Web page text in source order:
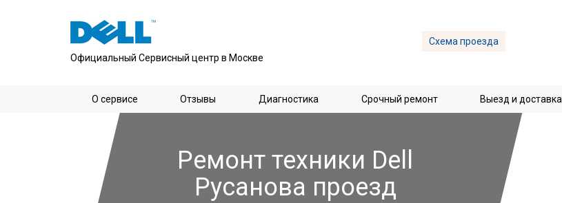
Официальный Сервисный центр в Москве
Схема проезда
О сервисе Отзывы Диагностика Срочный ремонт Выезд и доставка
Ремонт техники Dell
Русанова проезд